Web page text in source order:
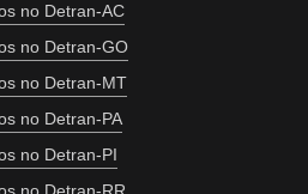
no Detran-AC
no Detran-GO
no Detran-MT
no Detran-PA
no Detran-PI